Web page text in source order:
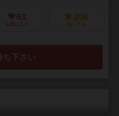
63
お気に入り
206
持ってる
ち下さい